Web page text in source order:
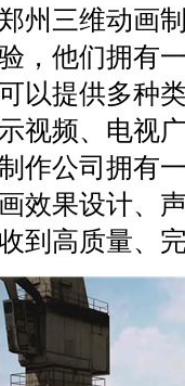
州三维动画
，他们拥有
以提供多种
示视频、电视
作公司拥有
画效果设计、
收到高质量、